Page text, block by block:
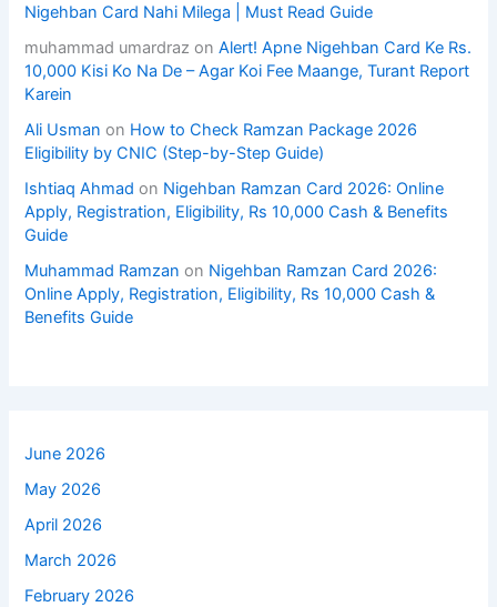
Nigehban Card Nahi Milega | Must Read Guide
muhammad umardraz onAlert! Apne Nigehban Card Ke Rs.
10,000 Kisi Ko Na De – Agar Koi Fee Maange, Turant Report
Karein
Ali Usman on How to Check Ramzan Package 2026
Eligibility by CNIC (Step-by-Step Guide)
Ishtiaq Ahmad on Nigehban Ramzan Card 2026: Online
Apply, Registration, Eligibility, Rs 10,000 Cash & Benefits
Guide
Muhammad Ramzan on Nigehban Ramzan Card 2026:
Online Apply, Registration, Eligibility, Rs 10,000 Cash &
Benefits Guide
June 2026
May 2026
April 2026
March 2026
February 2026